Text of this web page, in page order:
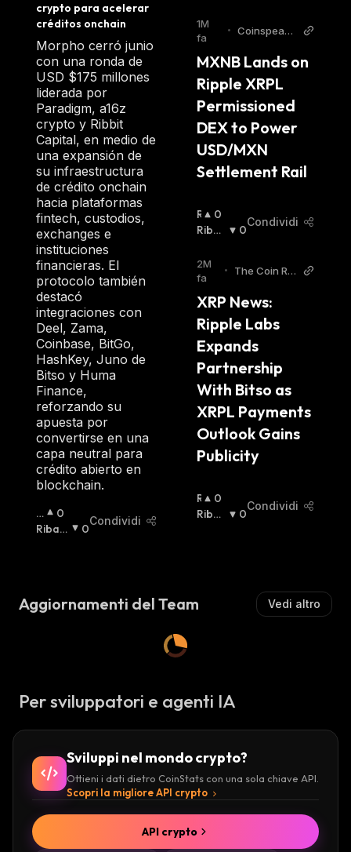
crypto para acelerar
créditos onchain
Morpho cerró junio
con una ronda de
USD $175 millones
liderada por
Paradigm, a16z
crypto y Ribbit
Capital, en medio de
una expansión de
su infraestructura
de crédito onchain
hacia plataformas
fintech, custodios,
exchanges e
instituciones
financieras. El
protocolo también
destacó
integraciones con
Deel, Zama,
Coinbase, BitGo,
HashKey, Juno de
Bitso y Huma
Finance,
reforzando su
apuesta por
convertirse en una
capa neutral para
crédito abierto en
blockchain.
R
I
A
0
Ribas
0
Condividi
L
Z
S
T
A
:
1M
fa
•
Coinspeake
MXNB Lands on
Ripple XRPL
Permissioned
DEX to Power
USD/MXN
Settlement Rail
R
I
L
Z
S
T
A
:
0
Ribas
0
Condividi
2M
fa
•
The Coin Re
XRP News:
Ripple Labs
Expands
Partnership
With Bitso as
XRPL Payments
Outlook Gains
Publicity
R
I
T
0
Ribas
0
Condividi
Aggiornamenti del Team Vedi altro
Per sviluppatori e agenti IA
Sviluppi nel mondo crypto?
Ottieni i dati dietro CoinStats con una sola chiave API.
Scopri la migliore API crypto
API crypto